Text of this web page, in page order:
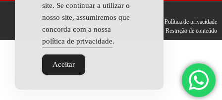
Todos os Direitos Reservados © 2025
Fale conosco Anunciar Termos de uso
Política de privacidade
Restrição de conteúdo
site. Se continuar a utilizar o
nosso site, assumiremos que
concorda com a nossa
política de privacidade.
Aceitar